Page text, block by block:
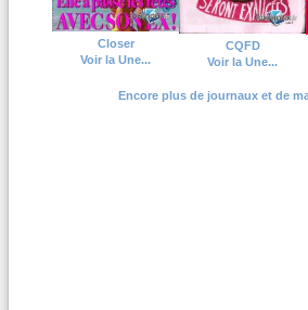
Closer
Voir la Une...
CQFD
Voir la Une...
Encore plus de journaux et de